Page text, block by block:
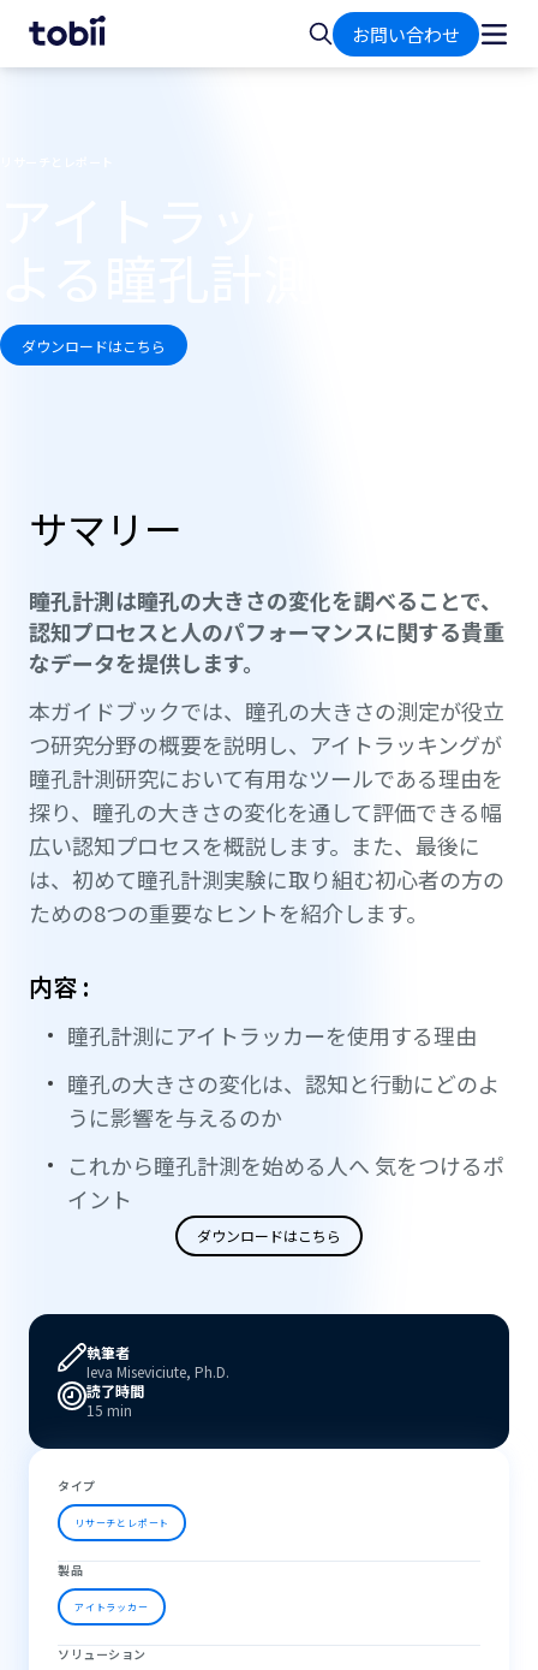
ー
検
索
お問い合わせ
ダウンロードはこちら
サマリー
瞳孔計測は瞳孔の大きさの変化を調べることで、
認知プロセスと人のパフォーマンスに関する貴重
なデータを提供します。
本ガイドブックでは、瞳孔の大きさの測定が役立
つ研究分野の概要を説明し、アイトラッキングが
瞳孔計測研究において有用なツールである理由を
探り、瞳孔の大きさの変化を通して評価できる幅
広い認知プロセスを概説します。また、最後に
は、初めて瞳孔計測実験に取り組む初心者の方の
ための8つの重要なヒントを紹介します。
内容 :
瞳孔計測にアイトラッカーを使用する理由
瞳孔の大きさの変化は、認知と行動にどのよ
うに影響を与えるのか
これから瞳孔計測を始める人へ 気をつけるポ
イント
ダウンロードはこちら
執筆者
Ieva Miseviciute, Ph.D.
読了時間
15 min
タイプ
リサーチとレポート
製品
アイトラッカー
ソリューション